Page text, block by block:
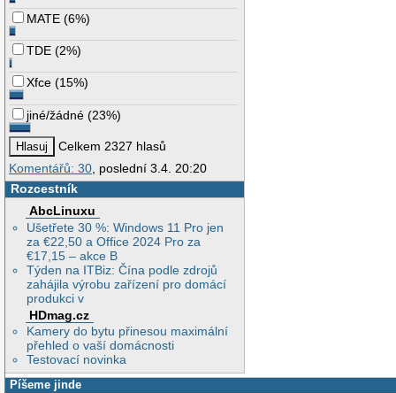
MATE (6%)
TDE (2%)
Xfce (15%)
jiné/žádné (23%)
Celkem 2327 hlasů
Komentářů: 30, poslední 3.4. 20:20
Rozcestník
AbcLinuxu
Ušetřete 30 %: Windows 11 Pro jen
za €22,50 a Office 2024 Pro za
€17,15 – akce B
Týden na ITBiz: Čína podle zdrojů
zahájila výrobu zařízení pro domácí
produkci v
HDmag.cz
Kamery do bytu přinesou maximální
přehled o vaší domácnosti
Testovací novinka
Píšeme jinde